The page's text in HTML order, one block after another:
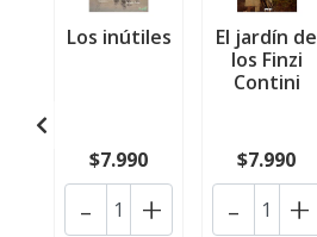
Los inútiles
$7.990
+
-
El jardín de
los Finzi
Contini
$7.990
+
-